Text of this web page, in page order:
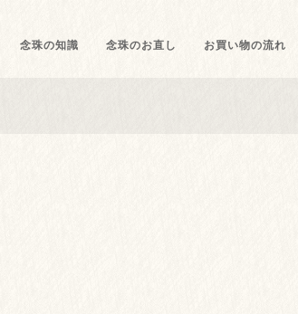
念珠の知識 念珠のお直し お買い物の流れ